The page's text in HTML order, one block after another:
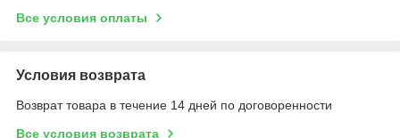
Все условия оплаты
Условия возврата
Возврат товара в течение 14 дней по договоренности
Все условия возврата